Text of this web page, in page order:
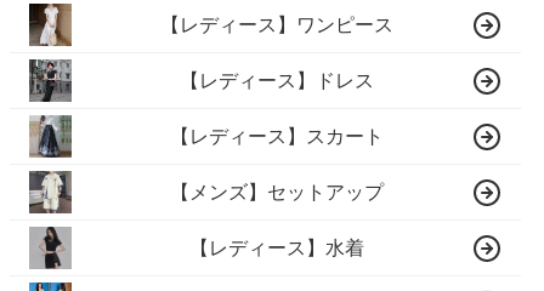
【レディース】ワンピース
【レディース】ドレス
【レディース】スカート
【メンズ】セットアップ
【レディース】水着